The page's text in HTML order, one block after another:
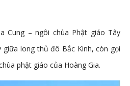
Cung – ngôi chùa Phật giáo Tây
giữa long thủ đô Bắc Kinh, còn gọi
phật giáo của Hoàng Gia.